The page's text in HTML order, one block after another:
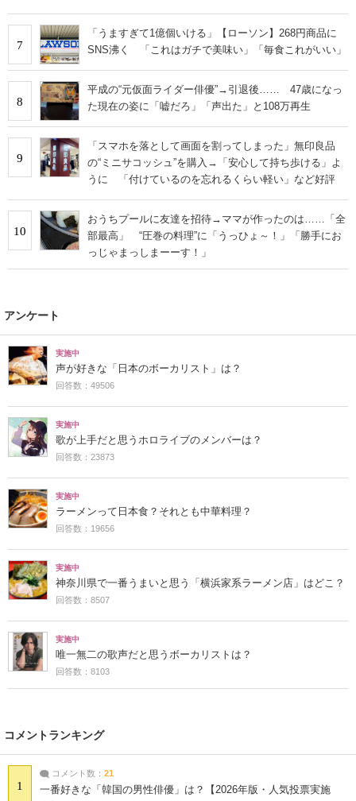
7
「うますぎて1億個いける」【ローソン】268円商品に
SNS沸く 「これはガチで美味い」「毎食これがいい」
8
平成の“元仮面ライダー俳優”→引退後…… 47歳になっ
た現在の姿に「嘘だろ」「声出た」と108万再生
9
「スマホを落として画面を割ってしまった」無印良品
の“ミニサコッシュ”を購入→「安心して持ち歩ける」よ
うに 「付けているのを忘れるくらい軽い」など好評
10
おうちプールに友達を招待→ママが作ったのは……「全
部最高」 “圧巻の料理”に「うっひょ～！」「勝手にお
っじゃまっしまーーす！」
アンケート
実施中
声が好きな「日本のボーカリスト」は？
回答数：49506
実施中
歌が上手だと思うホロライブのメンバーは？
回答数：23873
実施中
ラーメンって日本食？それとも中華料理？
回答数：19656
実施中
神奈川県で一番うまいと思う「横浜家系ラーメン店」はどこ？
回答数：8507
実施中
唯一無二の歌声だと思うボーカリストは？
回答数：8103
コメントランキング
1
コメント数： 21
一番好きな「韓国の男性俳優」は？【2026年版・人気投票実施